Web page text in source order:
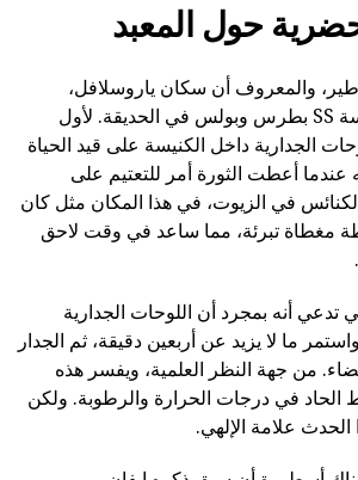
حول المعبد
والمعروف أن سكان ياروسلافل،
ويرتبط مع وجود كنيسة SS بطرس وبولس في الحديقة. لأول
الجدارية داخل الكنيسة على قيد الحياة
أعطت الثورة أمر للتعتيم على
في الزيوت، في هذا المكان مثل كان
مغطاة تبرئة، مما ساعد في وقت لاحق
تدعي أنه بمجرد أن اللوحات الجدارية
ما لا يزيد عن أربعين دقيقة، ثم الجدار
من جهة النظر العلمية، ويفسر هذه
الحاد في درجات الحرارة والرطوبة. ولكن
علامة الإلهي.